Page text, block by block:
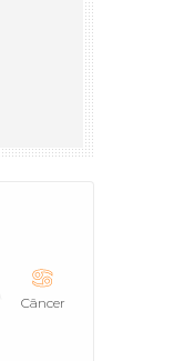
Câncer